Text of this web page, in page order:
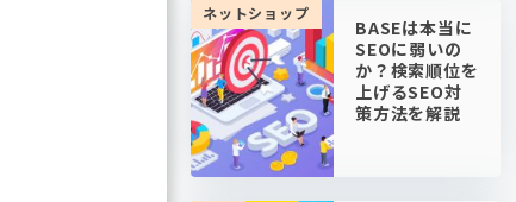
ネットショップ
BASEは本当に
SEOに弱いの
か？検索順位を
上げるSEO対
策方法を解説